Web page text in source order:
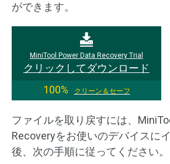
ができます。
MiniTool Power Data Recovery Trial
クリックしてダウンロード
100%
クリーン＆セーフ
ファイルを取り戻すには、
Recoveryをお使いのデバイスに
後、次の手順に従ってください。